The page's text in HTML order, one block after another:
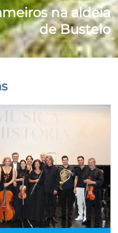
na aldeia
de Bustelo